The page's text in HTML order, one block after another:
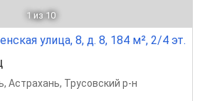
1 из 10
улица, 8, д. 8, 184 м², 2/4 эт.
, Астрахань, Трусовский р-н